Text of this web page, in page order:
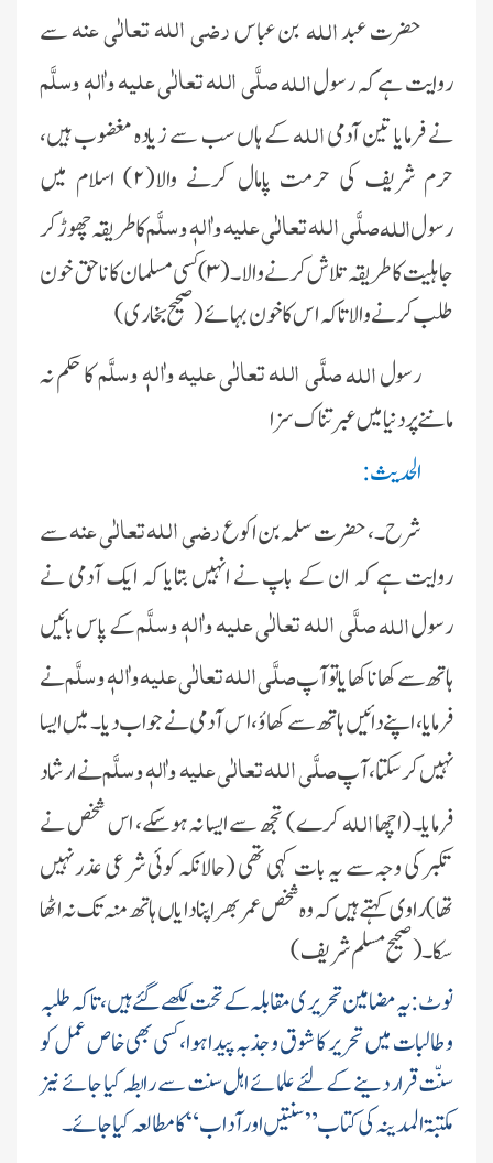
حضرت عبداللہبن عباسرضی اللہ تعالٰی عنہسے
روایت ہے کہ رسولاللہصلَّی اللہ تعالٰی علیہ واٰلہٖ وسلَّم
نے فرمایا تین آدمیاللہکے ہاں سب سے زیادہ مغضوب ہیں،
حرم شریف کی حرمت پامال کرنے والا(۲) اسلام میں
رسولاللہصلَّی اللہ تعالٰی علیہ واٰلہٖ وسلَّمکا طریقہ چھوڑ کر
جاہلیت کا طریقہ تلاش کرنے والا۔(۳) کسی مسلمان کا نا حق خون
طلب کرنے والا تاکہ اس کا خون بہائے(صحیح بخاری)
رسولاللہصلَّی اللہ تعالٰی علیہ واٰلہٖ وسلَّمکا حکم نہ
ماننے پر دنیا میں عبرتناک سزا
الحدیث :
شرح۔، حضرت سلمہ بن اکوعرضی اللہ تعالٰی عنہسے
روایت ہے کہ ان کے باپ نے انہیں بتایا کہ ایک آدمی نے
رسولاللہصلَّی اللہ تعالٰی علیہ واٰلہٖ وسلَّمکے پاس بائیں
ہاتھ سے کھانا کھایا تو آپصلَّی اللہ تعالٰی علیہ واٰلہٖ وسلَّمنے
فرمایا، اپنے دائیں ہاتھ سے کھاؤ، اس آدمی نے جواب دیا۔ میں ایسا
نہیں کرسکتا، آ پصلَّی اللہ تعالٰی علیہ واٰلہٖ وسلَّمنے ارشاد
فرمایا۔(اچھااللہکرے) تجھ سے ایسا نہ ہوسکے، اس شخص نے
تکبر کی وجہ سے یہ بات کہی تھی (حالانکہ کوئی شرعی عذر نہیں
تھا) راوی کہتے ہیں کہ وہ شخص عمر بھر اپنا دایاں ہاتھ منہ تک نہ اٹھا
سکا۔(صحیح مسلم شریف)
نوٹ:یہ مضامین تحریری مقابلہ کے تحت لکھے گئے ہیں، تاکہ طلبہ
و طالبات میں تحریر کا شوق و جذبہ پیدا ہوا، کسی بھی خاص عمل کو
سنّت قرار دینے کے لئے علمائے اہل سنت سے رابطہ کیا جائے نیز
مکتبۃ المدینہ کی کتاب”سنتیں اور آداب“ کا مطالعہ کیا جائے۔